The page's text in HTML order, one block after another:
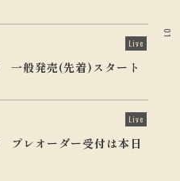
01
Live
般発売(先着)スタート
Live
レオーダー受付は本日